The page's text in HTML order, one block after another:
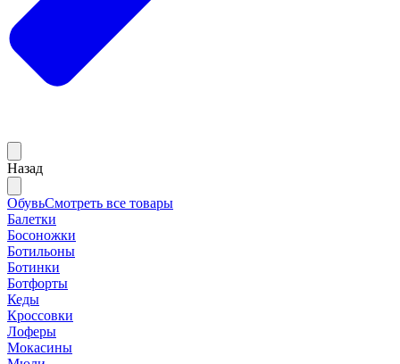
Назад
ОбувьСмотреть все товары
Балетки
Босоножки
Ботильоны
Ботинки
Ботфорты
Кеды
Кроссовки
Лоферы
Мокасины